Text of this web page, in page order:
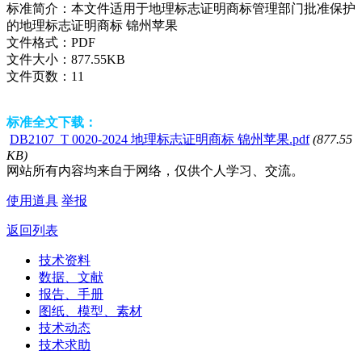
标准简介： 本文件适用于地理标志证明商标管理部门批准保护
的地理标志证明商标 锦州苹果
文件格式： PDF
文件大小： 877.55KB
文件页数： 11
标准全文下载：
DB2107_T 0020-2024 地理标志证明商标 锦州苹果.pdf (877.55
KB)
网站所有内容均来自于网络，仅供个人学习、交流。
使用道具 举报
返回列表
技术资料
数据、文献
报告、手册
图纸、模型、素材
技术动态
技术求助